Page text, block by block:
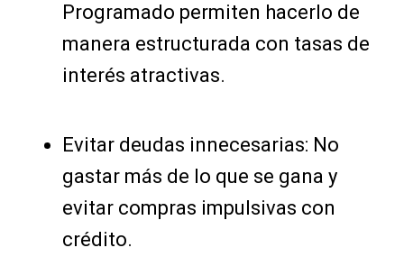
Programado permiten hacerlo de
manera estructurada con tasas de
interés atractivas.
Evitar deudas innecesarias: No
gastar más de lo que se gana y
evitar compras impulsivas con
crédito.